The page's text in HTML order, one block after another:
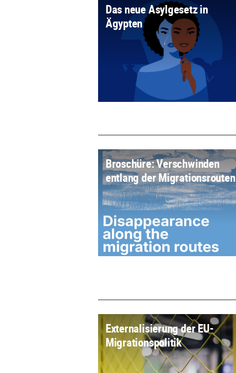
Das neue Asylgesetz in
Ägypten
Broschüre: Verschwinden
entlang der Migrationsrouten
Externalisierung der EU-
Migrationspolitik